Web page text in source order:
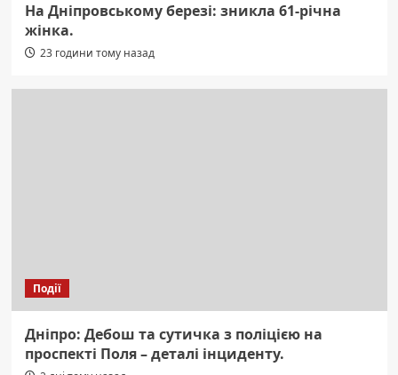
На Дніпровському березі: зникла 61-річна
жінка.
23 години тому назад
Події
Дніпро: Дебош та сутичка з поліцією на
проспекті Поля – деталі інциденту.